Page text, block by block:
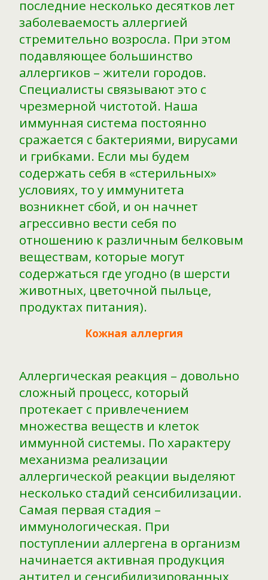
последние несколько десятков лет
заболеваемость аллергией
стремительно возросла. При этом
подавляющее большинство
аллергиков – жители городов.
Специалисты связывают это с
чрезмерной чистотой. Наша
иммунная система постоянно
сражается с бактериями, вирусами
и грибками. Если мы будем
содержать себя в «стерильных»
условиях, то у иммунитета
возникнет сбой, и он начнет
агрессивно вести себя по
отношению к различным белковым
веществам, которые могут
содержаться где угодно (в шерсти
животных, цветочной пыльце,
продуктах питания).
Кожная аллергия
Аллергическая реакция – довольно
сложный процесс, который
протекает с привлечением
множества веществ и клеток
иммунной системы. По характеру
механизма реализации
аллергической реакции выделяют
несколько стадий сенсибилизации.
Самая первая стадия –
иммунологическая. При
поступлении аллергена в организм
начинается активная продукция
антител и сенсибилизированных